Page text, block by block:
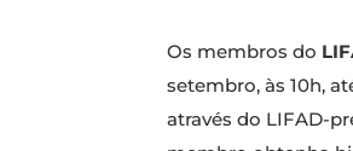
Os membros do
setembro, às 10h,
através do LIFAD-